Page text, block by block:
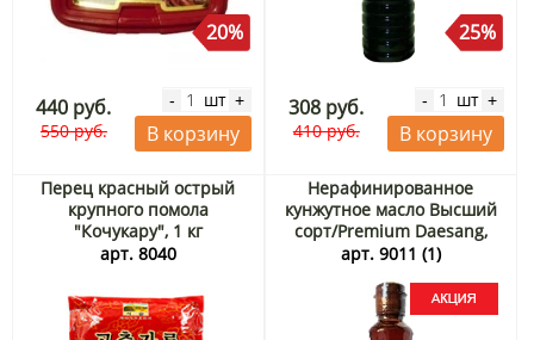
20%
440 руб.
550 руб.
- шт +
В корзину
25%
308 руб.
410 руб.
- шт +
В корзину
Перец красный острый
крупного помола
"Кочукару", 1 кг
арт. 8040
Нерафинированное
кунжутное масло Высший
сорт/Premium Daesang,
Корея, 300 мл Акция
арт. 9011 (1)